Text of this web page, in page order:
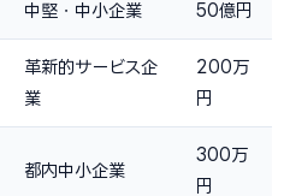
中堅・中小企業 50億円
革新的サービス企
業
200万
円
都内中小企業
300万
円